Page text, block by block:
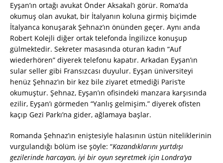
Eyşan’ın ortağı avukat Önder Aksakal’ı görür. Roma’da
okumuş olan avukat, bir İtalyanın koluna girmiş biçimde
İtalyanca konuşarak Şehnaz’ın önünden geçer. Aynı anda
Robert Kolejli diğer ortak telefonda İngilizce konuşup
gülmektedir. Sekreter masasında oturan kadın “Auf
wiederhören” diyerek telefonu kapatır. Arkadan Eyşan’ın
sular seller gibi Fransızcası duyulur. Eyşan üniversiteyi
henüz Şehnaz’ın bir kez bile ziyaret etmediği Paris’te
okumuştur. Şehnaz, Eyşan’ın ofisindeki manzara karşısında
ezilir, Eyşan’ı görmeden “Yanlış gelmişim.” diyerek ofisten
kaçıp Gezi Parkı’na gider, ağlamaya başlar.
Romanda Şehnaz’ın eniştesiyle halasının üstün niteliklerinin
vurgulandığı bölüm ise şöyle: “Kazandıklarını yurtdışı
gezilerinde harcayan, iyi bir oyun seyretmek için Londra’ya